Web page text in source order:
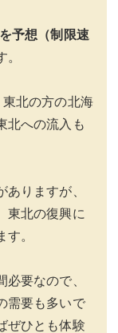
予想（制限速
北の方の北海
北への流入も
りますが、
東北の復興に
。
要なので、
需要も多いで
ぜひとも体験